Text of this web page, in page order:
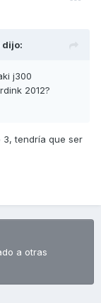
dijo:
j300
2012?
3, tendría que ser
a otras